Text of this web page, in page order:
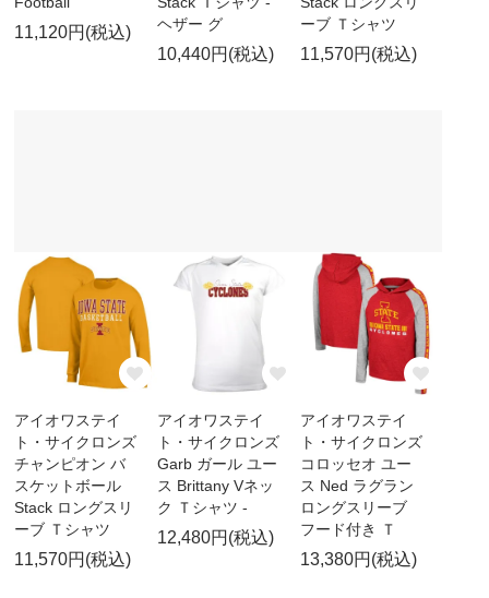
11,120円(税込)
ヘザー グ
10,440円(税込)
ーブ Ｔシャツ
11,570円(税込)
アイオワステイ
ト・サイクロンズ
チャンピオン バ
スケットボール
Stack ロングスリ
ーブ Ｔシャツ
11,570円(税込)
アイオワステイ
ト・サイクロンズ
Garb ガール ユー
ス Brittany Vネッ
ク Ｔシャツ -
12,480円(税込)
アイオワステイ
ト・サイクロンズ
コロッセオ ユー
ス Ned ラグラン
ロングスリーブ
フード付き Ｔ
13,380円(税込)